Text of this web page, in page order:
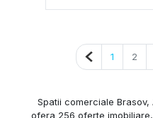
Pagina
1 2
Spatii comerciale
ofera 256 oferte